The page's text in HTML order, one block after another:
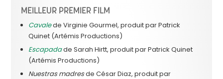
MEILLEUR PREMIER FILM
Cavalede Virginie Gourmel, produit par Patrick
Quinet (Artémis Productions)
Escapadade Sarah Hirtt, produit par Patrick Quinet
(Artémis Productions)
Nuestras madresde César Diaz, produit par